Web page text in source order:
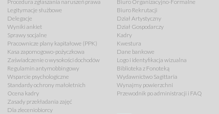
Procedura zgłaszania naruszeń prawa
Legitymacje służbowe
Delegacje
Wyniki ankiet
Sprawy socjalne
Pracownicze plany kapitałowe (PPK)
Kasa zapomogowo-pożyczkowa
Zaświadczenie o wysokości dochodów
Regulamin antymobbingowy
Wsparcie psychologiczne
Standardy ochrony małoletnich
Ocena kadry
Zasady przekładania zajęć
Dla zleceniobiorcy
Biuro Organizacyjno-Formalne
Biuro Rekrutacji
Dział Artystyczny
Dział Gospodarczy
Kadry
Kwestura
Dane bankowe
Logo i identyfikacja wizualna
Biblioteka z Fonoteką
Wydawnictwo Sagittaria
Wynajmy powierzchni
Przewodnik po administracji i FAQ